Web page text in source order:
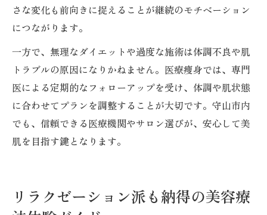
さな変化も前向きに捉えることが継続のモチベーション
につながります。
一方で、無理なダイエットや過度な施術は体調不良や肌
トラブルの原因になりかねません。医療痩身では、専門
医による定期的なフォローアップを受け、体調や肌状態
に合わせてプランを調整することが大切です。守山市内
でも、信頼できる医療機関やサロン選びが、安心して美
肌を目指す鍵となります。
リラクゼーション派も納得の美容療